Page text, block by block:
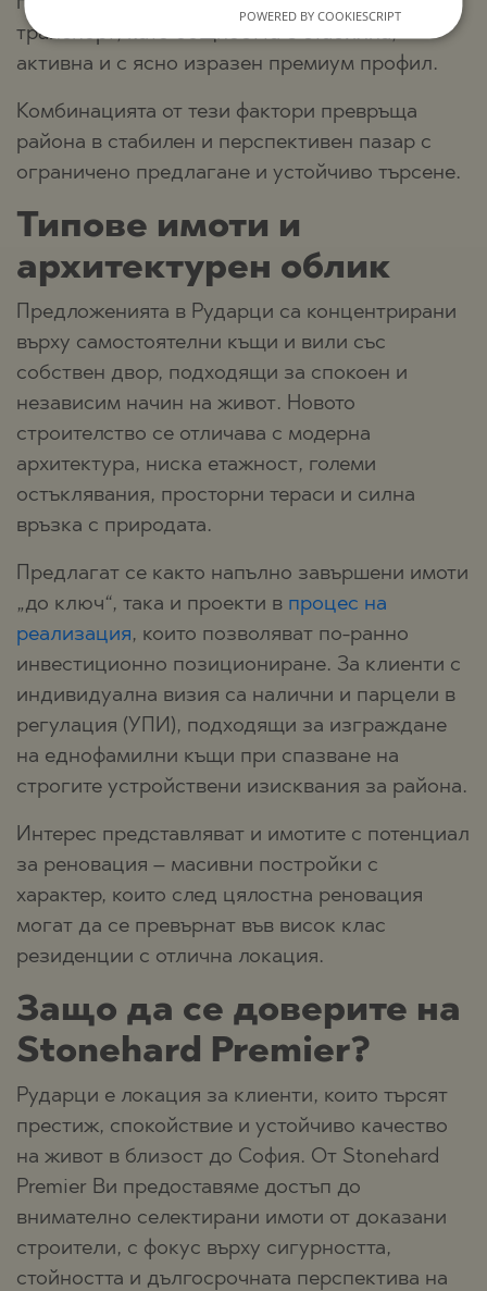
транспорт, като общността е стабилна,
активна и с ясно изразен премиум профил.
Комбинацията от тези фактори превръща
района в стабилен и перспективен пазар с
ограничено предлагане и устойчиво търсене.
Типове имоти и
архитектурен облик
Предложенията в Рударци са концентрирани
върху самостоятелни къщи и вили със
собствен двор, подходящи за спокоен и
независим начин на живот. Новото
строителство се отличава с модерна
архитектура, ниска етажност, големи
остъклявания, просторни тераси и силна
връзка с природата.
Предлагат се както напълно завършени имоти
„до ключ“, така и проекти в процес на
реализация, които позволяват по-ранно
инвестиционно позициониране. За клиенти с
индивидуална визия са налични и парцели в
регулация (УПИ), подходящи за изграждане
на еднофамилни къщи при спазване на
строгите устройствени изисквания за района.
Интерес представляват и имотите с потенциал
за реновация – масивни постройки с
характер, които след цялостна реновация
могат да се превърнат във висок клас
резиденции с отлична локация.
Защо да се доверите на
Stonehard Premier?
Рударци е локация за клиенти, които търсят
престиж, спокойствие и устойчиво качество
на живот в близост до София. От Stonehard
Premier Ви предоставяме достъп до
внимателно селектирани имоти от доказани
строители, с фокус върху сигурността,
стойността и дългосрочната перспектива на
POWERED BY COOKIESCRIPT